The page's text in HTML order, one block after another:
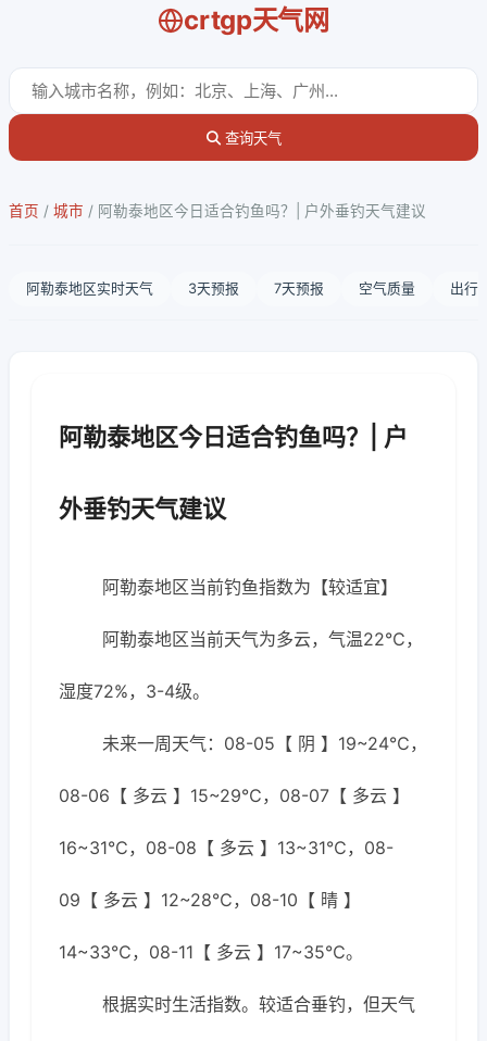
crtgp天气网
查询天气
首页 / 城市 / 阿勒泰地区今日适合钓鱼吗？| 户外垂钓天气建议
阿勒泰地区实时天气 3天预报 7天预报 空气质量 出行
阿勒泰地区今日适合钓鱼吗？| 户
外垂钓天气建议
阿勒泰地区当前钓鱼指数为【较适宜】
阿勒泰地区当前天气为多云，气温22℃，
湿度72%，3-4级。
未来一周天气：08-05【 阴 】19~24℃，
08-06【 多云 】15~29℃，08-07【 多云 】
16~31℃，08-08【 多云 】13~31℃，08-
09【 多云 】12~28℃，08-10【 晴 】
14~33℃，08-11【 多云 】17~35℃。
根据实时生活指数。较适合垂钓，但天气